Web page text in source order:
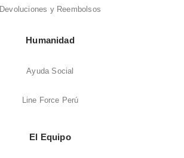
Devoluciones y Reembolsos
Humanidad
Ayuda Social
Line Force Perú
El Equipo